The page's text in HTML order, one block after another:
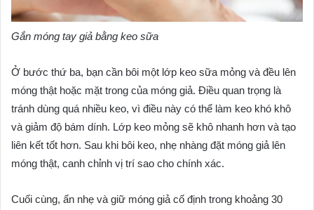
Gắn móng tay giả bằng keo sữa
Ở bước thứ ba, bạn cần bôi một lớp keo sữa mỏng và đều lên
móng thật hoặc mặt trong của móng giả. Điều quan trọng là
tránh dùng quá nhiều keo, vì điều này có thể làm keo khó khô
và giảm độ bám dính. Lớp keo mỏng sẽ khô nhanh hơn và tạo
liên kết tốt hơn. Sau khi bôi keo, nhẹ nhàng đặt móng giả lên
móng thật, canh chỉnh vị trí sao cho chính xác.
Cuối cùng, ấn nhẹ và giữ móng giả cố định trong khoảng 30